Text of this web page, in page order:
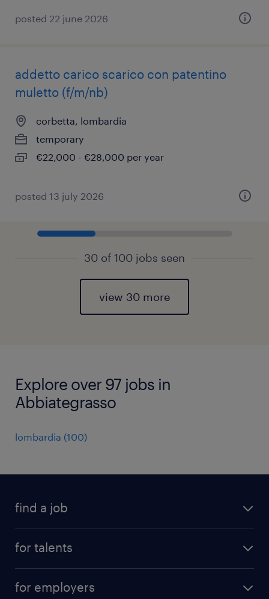
posted 22 june 2026
addetto carico scarico con patentino
muletto (f/m/nb)
corbetta, lombardia
temporary
€22,000 - €28,000 per year
posted 13 july 2026
30 of 100 jobs seen
view 30 more
Explore over 97 jobs in
Abbiategrasso
lombardia (100)
find a job
for talents
for employers